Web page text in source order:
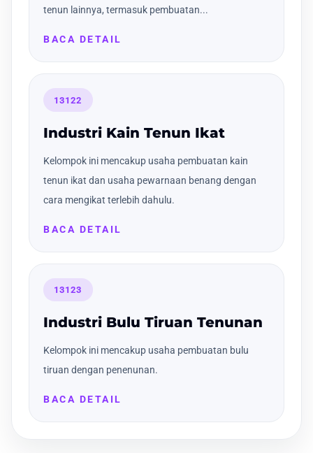
tenun lainnya, termasuk pembuatan...
BACA DETAIL
13122
Industri Kain Tenun Ikat
Kelompok ini mencakup usaha pembuatan kain
tenun ikat dan usaha pewarnaan benang dengan
cara mengikat terlebih dahulu.
BACA DETAIL
13123
Industri Bulu Tiruan Tenunan
Kelompok ini mencakup usaha pembuatan bulu
tiruan dengan penenunan.
BACA DETAIL